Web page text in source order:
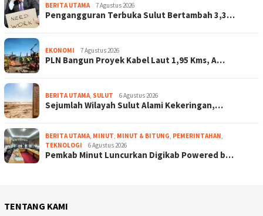
BERITA UTAMA 7 Agustus 2026
Pengangguran Terbuka Sulut Bertambah 3,3…
EKONOMI 7 Agustus 2026
PLN Bangun Proyek Kabel Laut 1,95 Kms, A…
BERITA UTAMA SULUT 6 Agustus 2026
Sejumlah Wilayah Sulut Alami Kekeringan,…
BERITA UTAMA MINUT MINUT & BITUNG PEMERINTAHAN
TEKNOLOGI
6 Agustus 2026
Pemkab Minut Luncurkan Digikab Powered b…
TENTANG KAMI